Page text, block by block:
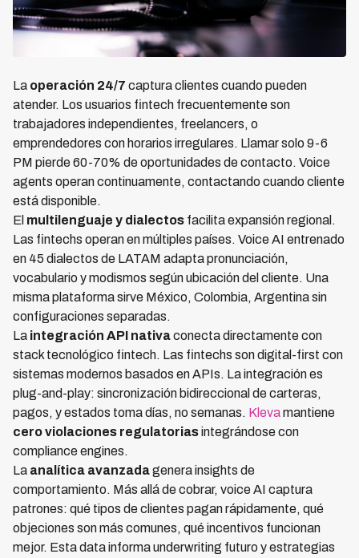
La operación 24/7 captura clientes cuando pueden
atender. Los usuarios fintech frecuentemente son
trabajadores independientes, freelancers, o
emprendedores con horarios irregulares. Llamar solo 9-6
PM pierde 60-70% de oportunidades de contacto. Voice
agents operan continuamente, contactando cuando cliente
está disponible.
El multilenguaje y dialectos facilita expansión regional.
Las fintechs operan en múltiples países. Voice AI entrenado
en 45 dialectos de LATAM adapta pronunciación,
vocabulario y modismos según ubicación del cliente. Una
misma plataforma sirve México, Colombia, Argentina sin
configuraciones separadas.
La integración API nativaconecta directamente con
stack tecnológico fintech. Las fintechs son digital-first con
sistemas modernos basados en APIs. La integración es
plug-and-play: sincronización bidireccional de carteras,
pagos, y estados toma días, no semanas. Klevamantiene
cero violaciones regulatoriasintegrándose con
compliance engines.
La analítica avanzadagenera insights de
comportamiento. Más allá de cobrar, voice AI captura
patrones: qué tipos de clientes pagan rápidamente, qué
objeciones son más comunes, qué incentivos funcionan
mejor. Esta data informa underwriting futuro y estrategias